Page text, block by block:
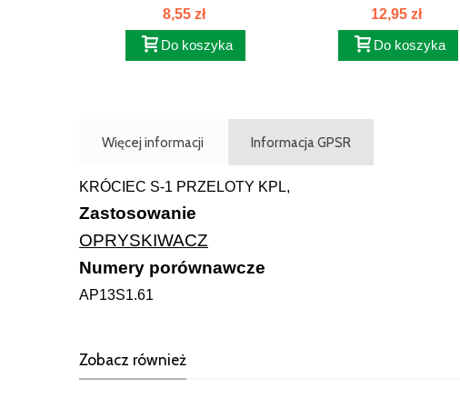
KOŃCOWY...
8,55 zł
Do koszyka
KOMPLETNA...
12,95 zł
Do koszyka
Więcej informacji Informacja GPSR
KRÓCIEC S-1 PRZELOTY KPL,
Zastosowanie
OPRYSKIWACZ
Numery porównawcze
AP13S1.61
Zobacz również